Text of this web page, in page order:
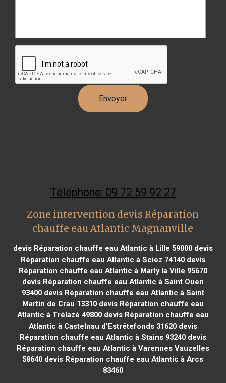
Téléphone: 09 72 59 92 27
Zone intervention devis Réparation
chauffe eau Atlantic Magnanville
devis Réparation chauffe eau Atlantic à Lille 59000devis
Réparation chauffe eau Atlantic à Sciez 74140devis
Réparation chauffe eau Atlantic à Marly la Ville 95670
devis Réparation chauffe eau Atlantic à Saint Ouen
93400devis Réparation chauffe eau Atlantic à Saint
Martin de Crau 13310devis Réparation chauffe eau
Atlantic à Trélazé 49800devis Réparation chauffe eau
Atlantic à Castelnau d'Estrétefonds 31620devis
Réparation chauffe eau Atlantic à Stains 93240devis
Réparation chauffe eau Atlantic à Varennes Vauzelles
58640 devis Réparation chauffe eau Atlantic à Arcs
83460